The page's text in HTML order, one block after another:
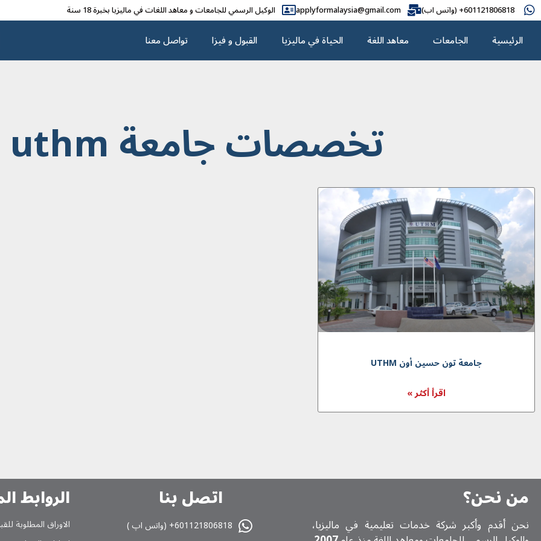
601121806818+ (واتس اب) applyformalaysia@gmail.com الوکیل الرسمي للجامعات و معاهد اللغات في مالیزیا بخبرة 18 سنة
الرئيسية الجامعات معاهد اللغة الحياة في ماليزيا القبول و فیزا تواصل معنا
تخصصات جامعة uthm
جامعة تون حسين أون UTHM
اقرأ أكثر »
من نحن؟
نحن أقدم وأكبر شركة خدمات تعلیمیة في ماليزيا،
اتصل بنا
601121806818+ (واتس اپ )
الروابط
الاوراق المطلوبة